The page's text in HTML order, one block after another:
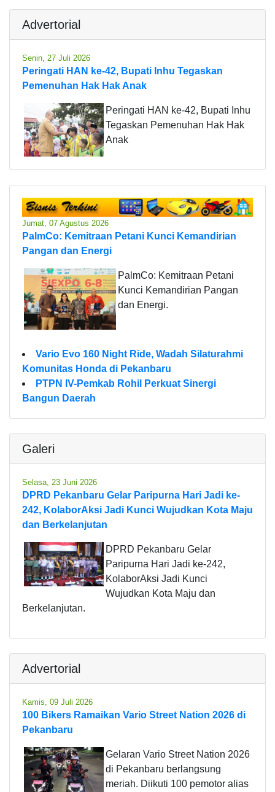
Advertorial
Senin, 27 Juli 2026
Peringati HAN ke-42, Bupati Inhu Tegaskan
Pemenuhan Hak Hak Anak
Peringati HAN ke-42, Bupati Inhu
Tegaskan Pemenuhan Hak Hak
Anak
Jumat, 07 Agustus 2026
PalmCo: Kemitraan Petani Kunci Kemandirian
Pangan dan Energi
PalmCo: Kemitraan Petani
Kunci Kemandirian Pangan
dan Energi.
Vario Evo 160 Night Ride, Wadah Silaturahmi
Komunitas Honda di Pekanbaru
PTPN IV-Pemkab Rohil Perkuat Sinergi
Bangun Daerah
Galeri
Selasa, 23 Juni 2026
DPRD Pekanbaru Gelar Paripurna Hari Jadi ke-
242, KolaborAksi Jadi Kunci Wujudkan Kota Maju
dan Berkelanjutan
DPRD Pekanbaru Gelar
Paripurna Hari Jadi ke-242,
KolaborAksi Jadi Kunci
Wujudkan Kota Maju dan
Berkelanjutan.
Advertorial
Kamis, 09 Juli 2026
100 Bikers Ramaikan Vario Street Nation 2026 di
Pekanbaru
Gelaran Vario Street Nation 2026
di Pekanbaru berlangsung
meriah. Diikuti 100 pemotor alias